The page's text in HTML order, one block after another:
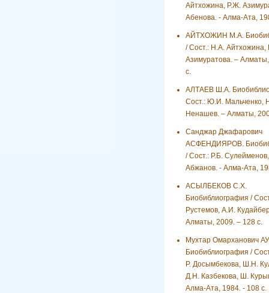
Айтхожина, Р.Ж.
Абенова. - Алма-Ата,
АЙТХОЖИН М.А.
/ Сост.: Н.А. Айтхожина,
Азимуратова. –
с.
АЛТАЕВ Ш.А.
Сост.: Ю.И. Мальченко,
Ненашев. – Алматы,
Санджар Джафарович
АСФЕНДИЯРОВ.
/ Сост.: Р.Б.
Абжанов. - Алма-Ата,
АСЫЛБЕКОВ С.Х.
Биобиблиография /
Рустемов, А.И.
Алматы, 2009. – 128 с.
Мухтар Омарханович
Биобиблиография /
Р. Досымбекова, Ш.Н.
Д.Н. Казбекова, Ш.
Алма-Ата, 1984. - 108 с.